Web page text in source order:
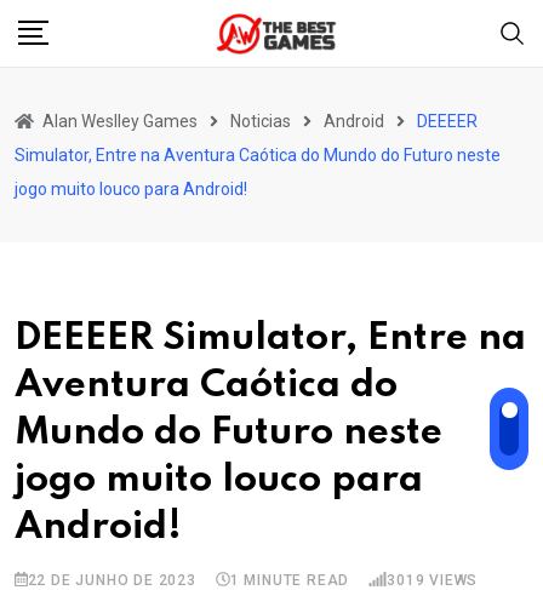
Skip
Alan Weslley Games Noticias Android
DEEEER
Simulator, Entre na Aventura Caótica do Mundo do Futuro neste
jogo muito louco para Android!
DEEEER Simulator, Entre na
Aventura Caótica do
Mundo do Futuro neste
jogo muito louco para
Android!
22 DE JUNHO DE 2023 1 MINUTE READ 3019 VIEWS